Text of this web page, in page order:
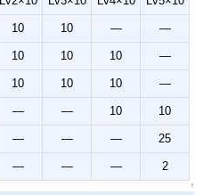
10 10 ― ―
10 10 10 ―
10 10 10 ―
― ― 10 10
― ― ― 25
― ― ― 2
↑